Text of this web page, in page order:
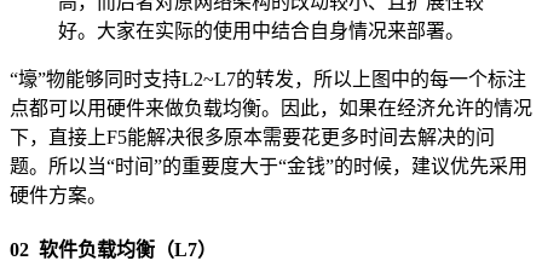
好。大家在实际的使用中结合自身情况来部署。
“壕”物能够同时支持L2~L7的转发，所以上图中的每一个标注
点都可以用硬件来做负载均衡。因此，如果在经济允许的情况
下，直接上F5能解决很多原本需要花更多时间去解决的问
题。所以当“时间”的重要度大于“金钱”的时候，建议优先采用
硬件方案。
02 软件负载均衡（L7）